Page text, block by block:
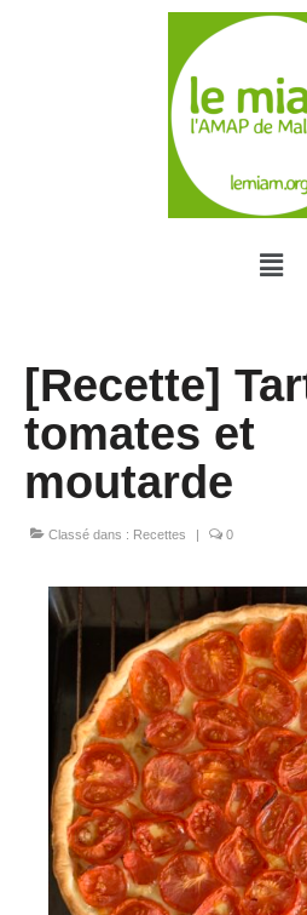
[Recette]
tomates et
moutarde
Classé dans : Recettes 0